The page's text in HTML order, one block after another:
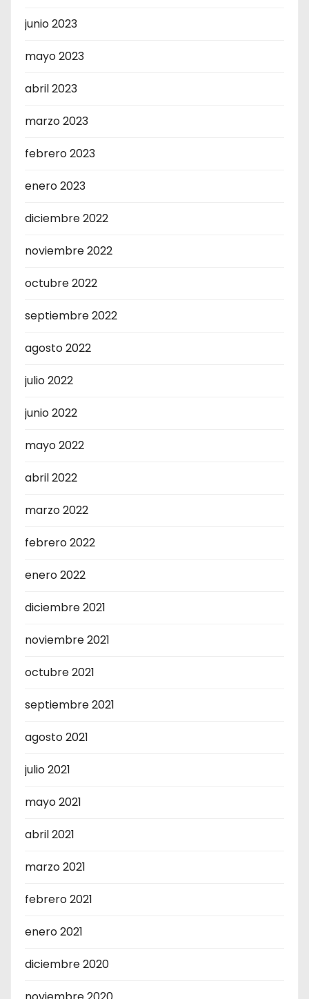
junio 2023
mayo 2023
abril 2023
marzo 2023
febrero 2023
enero 2023
diciembre 2022
noviembre 2022
octubre 2022
septiembre 2022
agosto 2022
julio 2022
junio 2022
mayo 2022
abril 2022
marzo 2022
febrero 2022
enero 2022
diciembre 2021
noviembre 2021
octubre 2021
septiembre 2021
agosto 2021
julio 2021
mayo 2021
abril 2021
marzo 2021
febrero 2021
enero 2021
diciembre 2020